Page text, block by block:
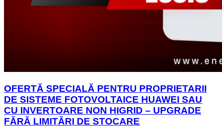
OFERTĂ SPECIALĂ PENTRU PROPRIETARII
DE SISTEME FOTOVOLTAICE HUAWEI SAU
CU INVERTOARE NON HIGRID – UPGRADE
FĂRĂ LIMITĂRI DE STOCARE